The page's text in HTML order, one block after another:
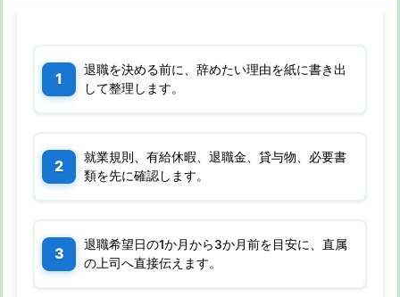
退職を決める前に、辞めたい理由を紙に書き出
して整理します。
就業規則、有給休暇、退職金、貸与物、必要書
類を先に確認します。
退職希望日の1か月から3か月前を目安に、直属
の上司へ直接伝えます。